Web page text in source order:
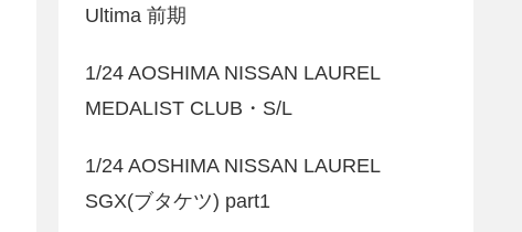
Ultima 前期
1/24 AOSHIMA NISSAN LAUREL
MEDALIST CLUB・S/L
1/24 AOSHIMA NISSAN LAUREL
SGX(ブタケツ) part1